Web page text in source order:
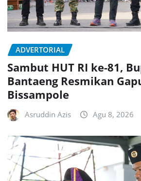
ADVERTORIAL
Sambut HUT RI ke-81,
Bantaeng Resmikan
Bissampole
Asruddin Azis Agu 8, 2026